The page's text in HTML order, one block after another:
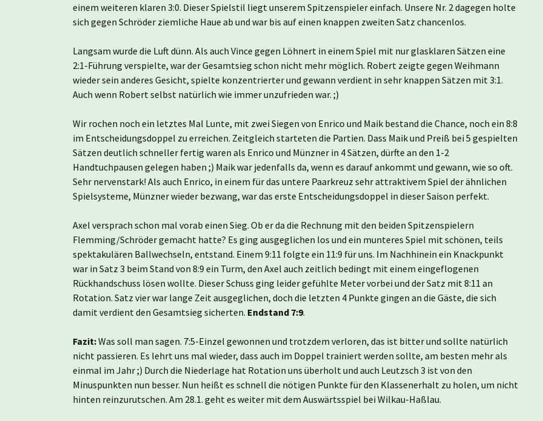
einem weiteren klaren 3:0. Dieser Spielstil liegt unserem Spitzenspieler einfach. Unsere Nr. 2 dagegen holte
sich gegen Schröder ziemliche Haue ab und war bis auf einen knappen zweiten Satz chancenlos.
Langsam wurde die Luft dünn. Als auch Vince gegen Löhnert in einem Spiel mit nur glasklaren Sätzen eine
2:1-Führung verspielte, war der Gesamtsieg schon nicht mehr möglich. Robert zeigte gegen Weihmann
wieder sein anderes Gesicht, spielte konzentrierter und gewann verdient in sehr knappen Sätzen mit 3:1.
Auch wenn Robert selbst natürlich wie immer unzufrieden war. ;)
Wir rochen noch ein letztes Mal Lunte, mit zwei Siegen von Enrico und Maik bestand die Chance, noch ein 8:8
im Entscheidungsdoppel zu erreichen. Zeitgleich starteten die Partien. Dass Maik und Preiß bei 5 gespielten
Sätzen deutlich schneller fertig waren als Enrico und Münzner in 4 Sätzen, dürfte an den 1-2
Handtuchpausen gelegen haben ;) Maik war jedenfalls da, wenn es darauf ankommt und gewann, wie so oft.
Sehr nervenstark! Als auch Enrico, in einem für das untere Paarkreuz sehr attraktivem Spiel der ähnlichen
Spielsysteme, Münzner wieder bezwang, war das erste Entscheidungsdoppel in dieser Saison perfekt.
Axel versprach schon mal vorab einen Sieg. Ob er da die Rechnung mit den beiden Spitzenspielern
Flemming/Schröder gemacht hatte? Es ging ausgeglichen los und ein munteres Spiel mit schönen, teils
spektakulären Ballwechseln, entstand. Einem 9:11 folgte ein 11:9 für uns. Im Nachhinein ein Knackpunkt
war in Satz 3 beim Stand von 8:9 ein Turm, den Axel auch zeitlich bedingt mit einem eingeflogenen
Rückhandschuss lösen wollte. Dieser Schuss ging leider gefühlte Meter vorbei und der Satz mit 8:11 an
Rotation. Satz vier war lange Zeit ausgeglichen, doch die letzten 4 Punkte gingen an die Gäste, die sich
damit verdient den Gesamtsieg sicherten. Endstand 7:9.
Fazit:Was soll man sagen. 7:5-Einzel gewonnen und trotzdem verloren, das ist bitter und sollte natürlich
nicht passieren. Es lehrt uns mal wieder, dass auch im Doppel trainiert werden sollte, am besten mehr als
einmal im Jahr ;) Durch die Niederlage hat Rotation uns überholt und auch Leutzsch 3 ist von den
Minuspunkten nun besser. Nun heißt es schnell die nötigen Punkte für den Klassenerhalt zu holen, um nicht
hinten reinzurutschen. Am 28.1. geht es weiter mit dem Auswärtsspiel bei Wilkau-Haßlau.